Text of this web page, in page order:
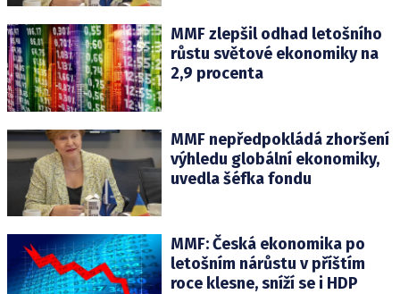
MMF zlepšil odhad letošního
růstu světové ekonomiky na
2,9 procenta
MMF nepředpokládá zhoršení
výhledu globální ekonomiky,
uvedla šéfka fondu
MMF: Česká ekonomika po
letošním nárůstu v příštím
roce klesne, sníží se i HDP